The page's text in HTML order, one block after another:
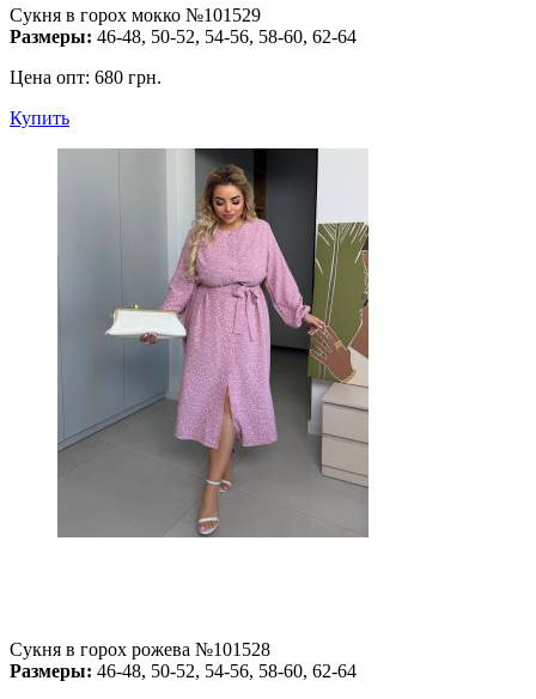
Сукня в горох мокко №101529
Размеры: 46-48, 50-52, 54-56, 58-60, 62-64
Цена опт: 680 грн.
Купить
Сукня в горох рожева №101528
Размеры: 46-48, 50-52, 54-56, 58-60, 62-64